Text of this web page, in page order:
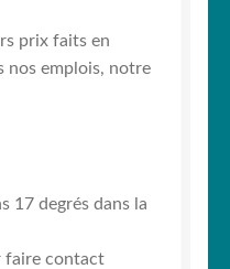
prix faits en
nos emplois, notre
17 degrés dans la
faire contact